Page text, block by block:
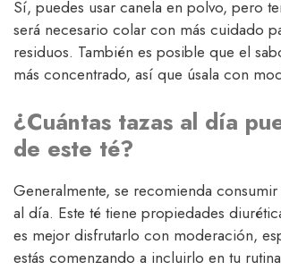
Sí, puedes usar canela en polvo, pero
será necesario colar con más cuidado
residuos. También es posible que el
más concentrado, así que úsala con
¿Cuántas tazas al día
de este té?
Generalmente, se recomienda consumir
al día. Este té tiene propiedades
es mejor disfrutarlo con moderación,
estás comenzando a incluirlo en tu